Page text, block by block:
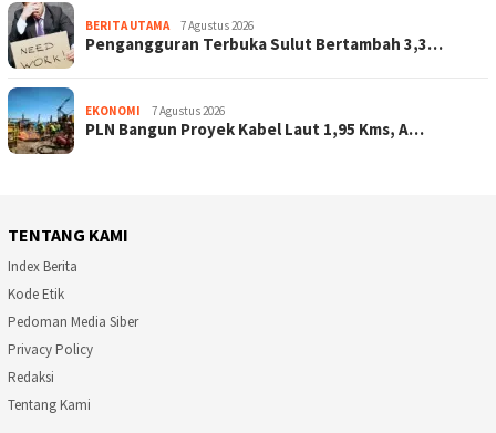
BERITA UTAMA 7 Agustus 2026
Pengangguran Terbuka Sulut Bertambah 3,3…
EKONOMI 7 Agustus 2026
PLN Bangun Proyek Kabel Laut 1,95 Kms, A…
TENTANG KAMI
Index Berita
Kode Etik
Pedoman Media Siber
Privacy Policy
Redaksi
Tentang Kami